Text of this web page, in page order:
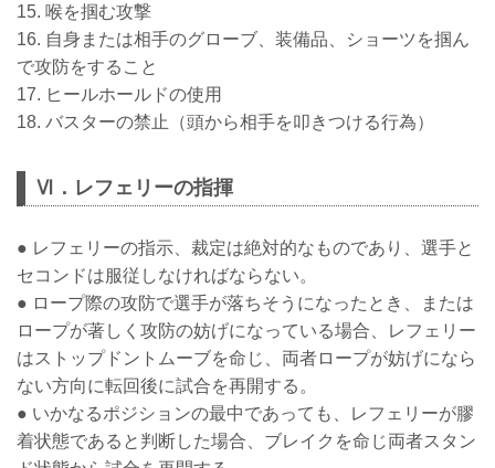
15. 喉を掴む攻撃
16. 自身または相手のグローブ、装備品、ショーツを掴ん
で攻防をすること
17. ヒールホールドの使用
18. バスターの禁止（頭から相手を叩きつける行為）
Ⅵ．レフェリーの指揮
● レフェリーの指示、裁定は絶対的なものであり、選手と
セコンドは服従しなければならない。
● ロープ際の攻防で選手が落ちそうになったとき、または
ロープが著しく攻防の妨げになっている場合、レフェリー
はストップドントムーブを命じ、両者ロープが妨げになら
ない方向に転回後に試合を再開する。
● いかなるポジションの最中であっても、レフェリーが膠
着状態であると判断した場合、ブレイクを命じ両者スタン